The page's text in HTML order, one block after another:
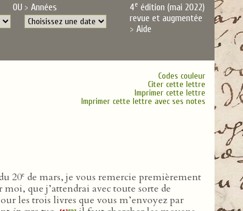
OU Années 4e édition (mai 2022)
revue et augmentée
Aide